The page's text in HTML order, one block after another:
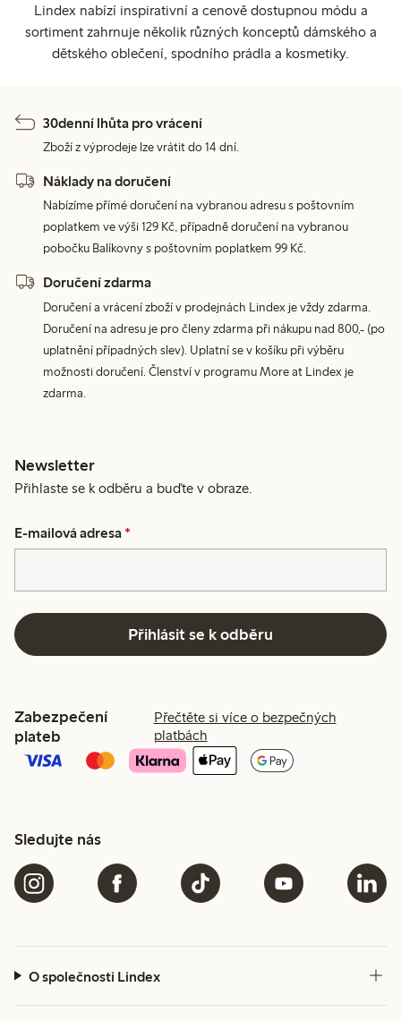
Lindex nabízí inspirativní a cenově dostupnou módu a
sortiment zahrnuje několik různých konceptů dámského a
dětského oblečení, spodního prádla a kosmetiky.
30denní lhůta pro vrácení
Zboží z výprodeje lze vrátit do 14 dní.
Náklady na doručení
Nabízíme přímé doručení na vybranou adresu s poštovním
poplatkem ve výši 129 Kč, případně doručení na vybranou
pobočku Balíkovny s poštovním poplatkem 99 Kč.
Doručení zdarma
Doručení a vrácení zboží v prodejnách Lindex je vždy zdarma.
Doručení na adresu je pro členy zdarma při nákupu nad 800,- (po
uplatnění případných slev). Uplatní se v košíku při výběru
možnosti doručení. Členství v programu More at Lindex je
zdarma.
Newsletter
Přihlaste se k odběru a buďte v obraze.
E-mailová adresa *
Přihlásit se k odběru
Zabezpečení
plateb
Přečtěte si více o bezpečných
platbách
Sledujte nás
O společnosti Lindex